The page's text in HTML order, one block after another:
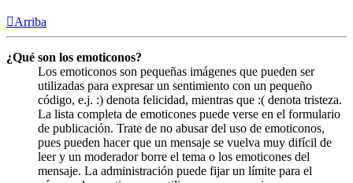
Arriba
¿Qué son los emoticonos?
Los emoticonos son pequeñas imágenes que pueden ser
utilizadas para expresar un sentimiento con un pequeño
código, e.j. :) denota felicidad, mientras que :( denota tristeza.
La lista completa de emoticones puede verse en el formulario
de publicación. Trate de no abusar del uso de emoticonos,
pues pueden hacer que un mensaje se vuelva muy difícil de
leer y un moderador borre el tema o los emoticones del
mensaje. La administración puede fijar un límite para el